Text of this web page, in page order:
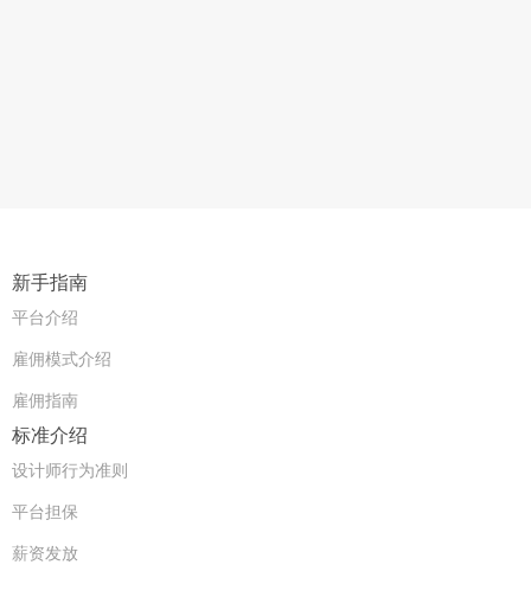
新手指南
平台介绍
雇佣模式介绍
雇佣指南
标准介绍
设计师行为准则
平台担保
薪资发放